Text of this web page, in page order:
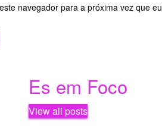
navegador para a próxima vez que
Es em Foco
View all posts